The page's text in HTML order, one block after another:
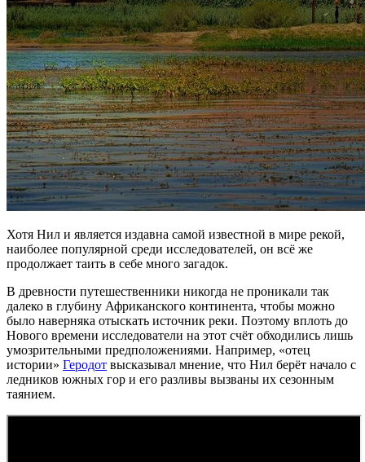
Хотя Нил и является издавна самой известной в мире рекой,
наиболее популярной среди исследователей, он всё же
продолжает таить в себе много загадок.
В древности путешественники никогда не проникали так
далеко в глубину Африканского континента, чтобы можно
было наверняка отыскать источник реки. Поэтому вплоть до
Нового времени исследователи на этот счёт обходились лишь
умозрительными предположениями. Например, «отец
истории» Геродот высказывал мнение, что Нил берёт начало с
ледников южных гор и его разливы вызваны их сезонным
таянием.